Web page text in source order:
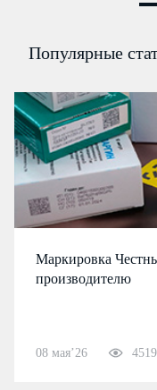
Популярные
Маркировка
производителю
08 мая’26 4519